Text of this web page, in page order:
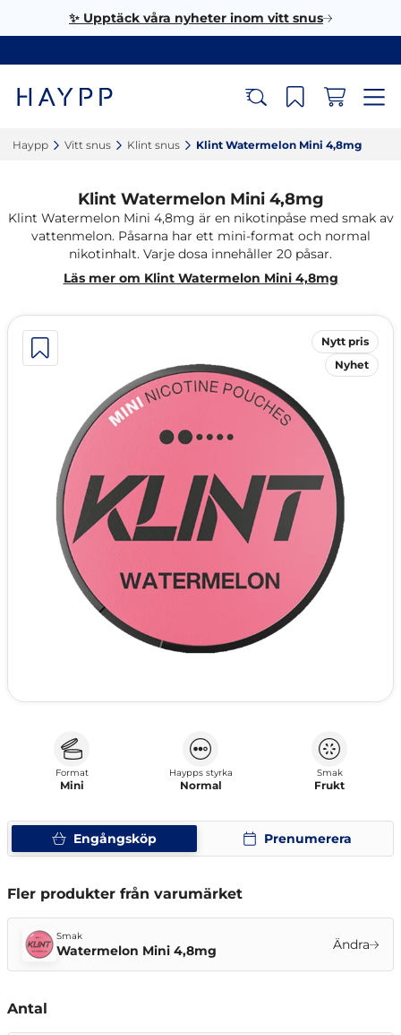
✨ Upptäck våra nyheter inom vitt snus
Haypp‎ Vitt snus‎ Klint snus‎ Klint Watermelon Mini 4,8mg‎
Nytt pris
Nyhet
Klint Watermelon Mini 4,8mg
Klint Watermelon Mini 4,8mg är en nikotinpåse med smak av
vattenmelon. Påsarna har ett mini-format och normal
nikotinhalt. Varje dosa innehåller 20 påsar.
Läs mer om Klint Watermelon Mini 4,8mg
Engångsköp Prenumerera
Format
Mini
Haypps styrka
Normal
Smak
Frukt
Fler produkter från varumärket
Smak
Watermelon Mini 4,8mg Ändra
Antal